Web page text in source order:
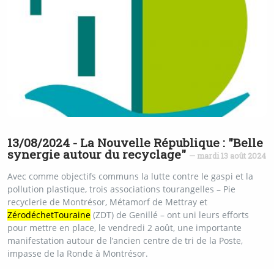
13/08/2024 - La Nouvelle République : "Belle
synergie autour du recyclage" — mardi 13 août 2024
Avec comme objectifs communs la lutte contre le gaspi et la
pollution plastique, trois associations tourangelles – Pie
recyclerie de Montrésor, Métamorf de Mettray et
ZérodéchetTouraine (ZDT) de Genillé – ont uni leurs efforts
pour mettre en place, le vendredi 2 août, une importante
manifestation autour de l’ancien centre de tri de la Poste,
impasse de la Ronde à Montrésor.